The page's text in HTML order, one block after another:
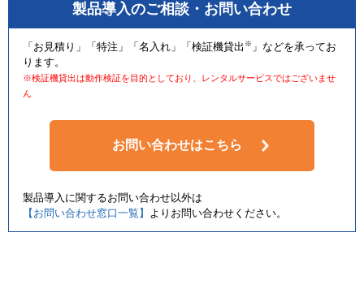
製品導入のご相談・お問い合わせ
「お見積り」「特注」「名入れ」「検証機貸出 ※ 」などを承ってお
ります。
※検証機貸出は動作検証を目的としており、レンタルサービスではございませ
ん
お問い合わせはこちら
製品導入に関するお問い合わせ以外は
【お問い合わせ窓口一覧】 よりお問い合わせください。